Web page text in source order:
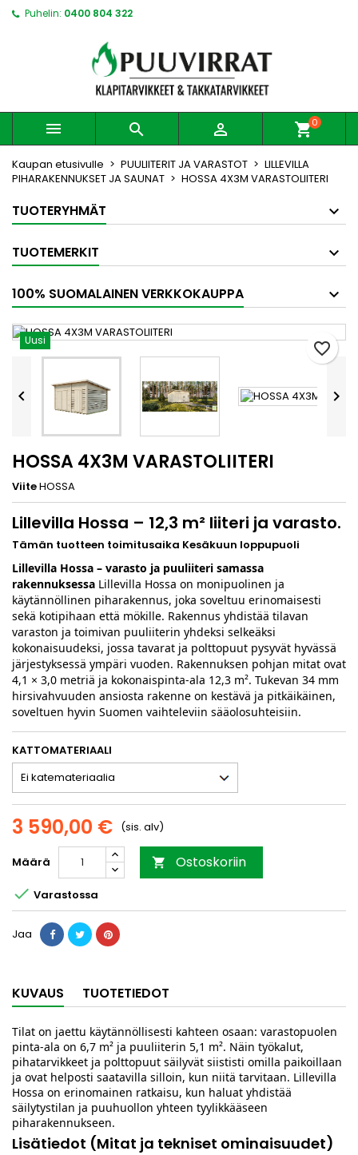
Puhelin: 0400 804 322
   shopping_cart0
Kaupan etusivulle PUULIITERIT JA VARASTOT
LILLEVILLA
PIHARAKENNUKSET JA SAUNAT
HOSSA 4X3M VARASTOLIITERI
TUOTERYHMÄT
TUOTEMERKIT
100% SUOMALAINEN VERKKOKAUPPA
favorite_border
Uusi
 
HOSSA 4X3M VARASTOLIITERI
ViiteHOSSA
Lillevilla Hossa – 12,3 m² liiteri ja varasto.
Tämän tuotteen toimitusaika Kesäkuun loppupuoli
Lillevilla Hossa – varasto ja puuliiteri samassa
rakennuksessa Lillevilla Hossa on monipuolinen ja
käytännöllinen piharakennus, joka soveltuu erinomaisesti
sekä kotipihaan että mökille. Rakennus yhdistää tilavan
varaston ja toimivan puuliiterin yhdeksi selkeäksi
kokonaisuudeksi, jossa tavarat ja polttopuut pysyvät hyvässä
järjestyksessä ympäri vuoden. Rakennuksen pohjan mitat ovat
4,1 × 3,0 metriä ja kokonaispinta-ala 12,3 m². Tukevan 34 mm
hirsivahvuuden ansiosta rakenne on kestävä ja pitkäikäinen,
soveltuen hyvin Suomen vaihteleviin sääolosuhteisiin.
KATTOMATERIAALI
3 590,00 € (sis. alv)
Määrä  Ostoskoriin
 Varastossa
Jaa
KUVAUS TUOTETIEDOT
Tilat on jaettu käytännöllisesti kahteen osaan: varastopuolen
pinta-ala on 6,7 m² ja puuliiterin 5,1 m². Näin työkalut,
pihatarvikkeet ja polttopuut säilyvät siististi omilla paikoillaan
ja ovat helposti saatavilla silloin, kun niitä tarvitaan. Lillevilla
Hossa on erinomainen ratkaisu, kun haluat yhdistää
säilytystilan ja puuhuollon yhteen tyylikkääseen
piharakennukseen.
Lisätiedot (Mitat ja tekniset ominaisuudet)